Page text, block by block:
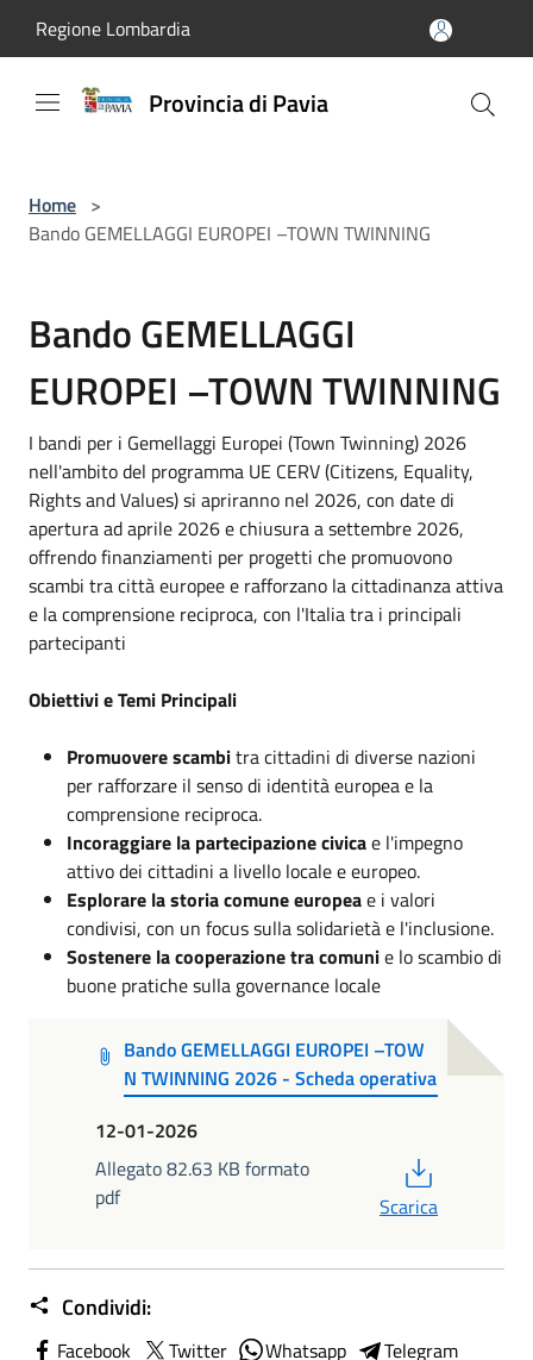
Regione Lombardia
Provincia di Pavia
Home >
Bando GEMELLAGGI EUROPEI –TOWN TWINNING
Bando GEMELLAGGI
EUROPEI –TOWN TWINNING
I bandi per i Gemellaggi Europei (Town Twinning) 2026
nell'ambito del programma UE CERV (Citizens, Equality,
Rights and Values) si apriranno nel 2026, con date di
apertura ad aprile 2026 e chiusura a settembre 2026,
offrendo finanziamenti per progetti che promuovono
scambi tra città europee e rafforzano la cittadinanza attiva
e la comprensione reciproca, con l'Italia tra i principali
partecipanti
Obiettivi e Temi Principali
Promuovere scambitra cittadini di diverse nazioni
per rafforzare il senso di identità europea e la
comprensione reciproca.
Incoraggiare la partecipazione civicae l'impegno
attivo dei cittadini a livello locale e europeo.
Esplorare la storia comune europeae i valori
condivisi, con un focus sulla solidarietà e l'inclusione.
Sostenere la cooperazione tra comunie lo scambio di
buone pratiche sulla governance locale
Bando GEMELLAGGI EUROPEI –TOW
N TWINNING 2026 - Scheda operativa
12-01-2026
Allegato 82.63 KB formato
pdf
Scarica
Condividi:
Facebook Twitter Whatsapp
Telegram